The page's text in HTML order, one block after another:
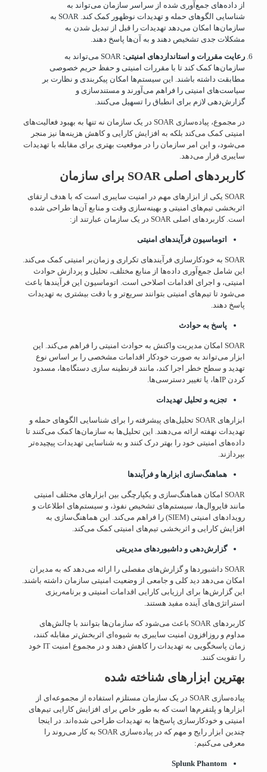
از داده‌های جمع‌آوری شده از سراسر سازمان می‌تواند به
شناسایی الگوهای حمله و تهدیدات نوظهور کمک کند. SOAR به
سازمان‌ها امکان می‌دهد تهدیدات را قبل از تبدیل شدن به
مشکلات جدی تشخیص دهند و به آن‌ها پاسخ دهند.
رعایت مقررات و استانداردهای امنیتی:
SOAR می‌تواند به
سازمان‌ها کمک کند تا با مقررات امنیتی و حفظ حریم خصوصی
مطابقت داشته باشند. این سیستم‌ها امکان پیکربندی و نظارت بر
سیاست‌های امنیتی را فراهم می‌آورند و مستندسازی و
گزارش‌دهی لازم برای انطباق را تسهیل می‌کنند.
در مجموع، پیاده‌سازی SOAR در یک سازمان نه تنها به بهبود فعالیت‌های
امنیتی کمک می‌کند بلکه به افزایش کارایی و کاهش هزینه‌ها نیز منجر
می‌شود، و این امر سازمان را در موقعیت بهتری برای مقابله با تهدیدات
سایبری قرار می‌دهد.
کاربردهای اصلی SOAR برای سازمان
SOAR یکی از ابزارهای مهم در امنیت سایبری است که با هدف ارتقای
اثربخشی تیم‌های امنیتی و بهینه‌سازی وقت و منابع آن‌ها طراحی شده
است. کاربردهای اصلی SOAR در یک سازمان عبارتند از:
اتوماسیون فرآیندهای امنیتی
SOAR به خودکارسازی فرآیندهای تکراری و زمان‌بر امنیتی کمک می‌کند.
این شامل جمع‌آوری داده‌ها از منابع مختلف، تحلیل و پردازش حوادث
امنیتی، و اجرای اقدامات اصلاحی است. اتوماسیون این فرآیندها باعث
می‌شود تا تیم‌های امنیتی بتوانند سریع‌تر و با دقت بیشتری به تهدیدات
پاسخ دهند.
پاسخ به حوادث
SOAR امکان مدیریت واکنش به حوادث امنیتی را فراهم می‌کند. این
ابزار می‌تواند به صورت خودکار اقدامات مشخصی را بر اساس نوع
تهدید و سطح خطر اجرا کند، مانند قرنطینه سازی دستگاه‌ها، مسدود
کردن IP‌ها، یا تغییر دسترسی‌ها.
تجزیه و تحلیل تهدیدات
ابزارهای SOAR تحلیل‌های پیشرفته را برای شناسایی الگوهای حمله و
تهدیدات نهفته ارائه می‌دهند. این تحلیل‌ها به سازمان‌ها کمک می‌کنند تا
داده‌های امنیتی خود را بهتر درک کنند و به شناسایی تهدیدات پیچیده‌تر
بپردازند.
هماهنگ‌سازی ابزارها و فرآیندها
SOAR امکان هماهنگ‌سازی و یکپارچگی بین ابزارهای مختلف امنیتی
مانند فایروال‌ها، سیستم‌های تشخیص نفوذ، و سیستم‌های اطلاعات و
رویدادهای امنیتی (SIEM) را فراهم می‌کند. این هماهنگ‌سازی به
افزایش کارایی و اثربخشی تیم‌های امنیتی کمک می‌کند.
گزارش‌دهی و داشبوردهای مدیریتی
SOAR داشبوردها و گزارش‌های مفصلی را ارائه می‌دهد که به مدیران
امکان می‌دهد دید کلی و جامعی از وضعیت امنیتی سازمان داشته باشند.
این گزارش‌ها برای ارزیابی کارایی اقدامات امنیتی و برنامه‌ریزی
استراتژی‌های آینده مفید هستند.
کاربردهای SOAR باعث می‌شود که سازمان‌ها بتوانند با چالش‌های
مداوم و روزافزون امنیت سایبری به شیوه‌ای اثربخش‌تر مقابله کنند،
زمان پاسخگویی به تهدیدات را کاهش دهند و در مجموع امنیت IT خود
را تقویت کنند.
بهترین ابزارهای شناخته شده
پیاده‌سازی SOAR در یک سازمان مستلزم استفاده از مجموعه‌ای از
ابزارها و پلتفرم‌ها است که به طور خاص برای افزایش کارایی تیم‌های
امنیتی و خودکارسازی پاسخ‌ها به تهدیدات طراحی شده‌اند. در اینجا
چندین ابزار رایج و مهم که در پیاده‌سازی SOAR به کار می‌روند را
معرفی می‌کنیم:
Splunk Phantom